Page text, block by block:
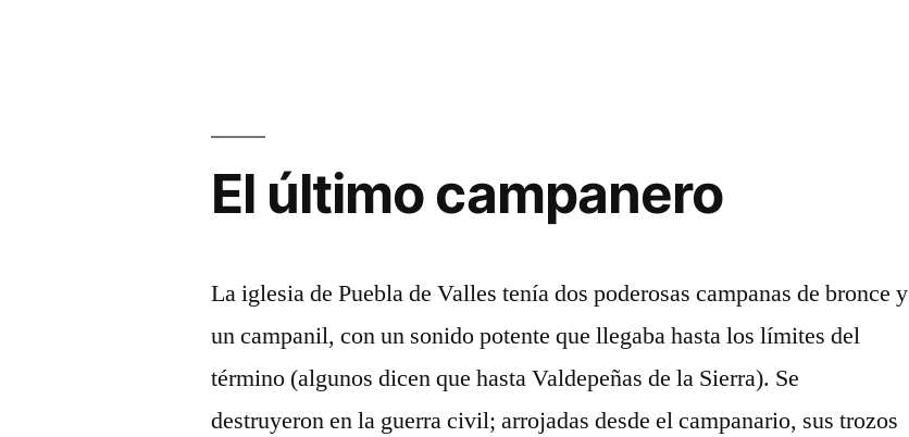
El último campanero
La iglesia de Puebla de Valles tenía dos poderosas campanas de bronce y
un campanil, con un sonido potente que llegaba hasta los límites del
término (algunos dicen que hasta Valdepeñas de la Sierra). Se
destruyeron en la guerra civil; arrojadas desde el campanario, sus trozos